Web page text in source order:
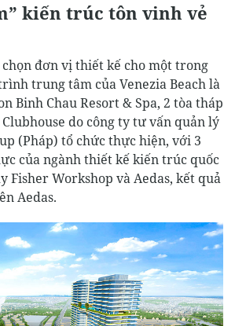
kiến trúc tôn vinh vẻ
đơn vị thiết kế cho một trong
trung tâm của Venezia Beach là
Binh Chau Resort & Spa, 2 tòa tháp
Clubhouse do công ty tư vấn quản lý
(Pháp) tổ chức thực hiện, với 3
của ngành thiết kế kiến trúc quốc
Fisher Workshop và Aedas, kết quả
Aedas.